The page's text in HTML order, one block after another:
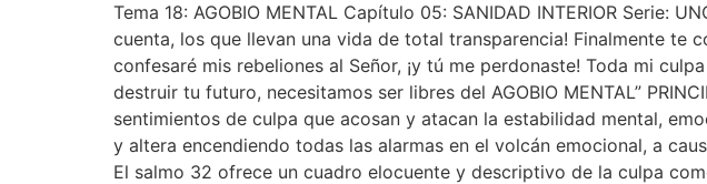
Tema 18: AGOBIO MENTAL Capítulo 05: SANIDAD INTERIOR Serie:
cuenta, los que llevan una vida de total transparencia! Finalmente
confesaré mis rebeliones al Señor, ¡y tú me perdonaste! Toda mi
destruir tu futuro, necesitamos ser libres del AGOBIO MENTAL”
sentimientos de culpa que acosan y atacan la estabilidad mental,
y altera encendiendo todas las alarmas en el volcán emocional, a
El salmo 32 ofrece un cuadro elocuente y descriptivo de la culpa